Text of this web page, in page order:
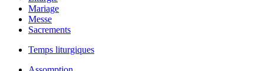
Mariage
Messe
Sacrements
Temps liturgiques